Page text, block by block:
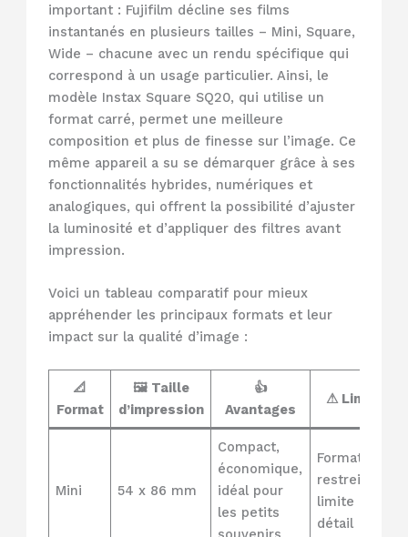
important : Fujifilm décline ses films
instantanés en plusieurs tailles – Mini, Square,
Wide – chacune avec un rendu spécifique qui
correspond à un usage particulier. Ainsi, le
modèle Instax Square SQ20, qui utilise un
format carré, permet une meilleure
composition et plus de finesse sur l’image. Ce
même appareil a su se démarquer grâce à ses
fonctionnalités hybrides, numériques et
analogiques, qui offrent la possibilité d’ajuster
la luminosité et d’appliquer des filtres avant
impression.
Voici un tableau comparatif pour mieux
appréhender les principaux formats et leur
impact sur la qualité d’image :
📐
Format
🖼️ Taille
d’impression
👍
Avantages
⚠ Limites
Mini 54 x 86 mm
Compact,
économique,
idéal pour
les petits
Format
restreint
limite le
détail